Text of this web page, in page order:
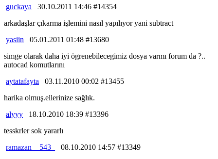
guckaya 30.10.2011 14:46 #14354
arkadaşlar çıkarma işlemini nasıl yapılıyor yani subtract
yasiin 05.01.2011 01:48 #13680
simge olarak daha iyi ögrenebilecegimiz dosya varmı forum da ?..
autocad komutlarını
aytatafayta 03.11.2010 00:02 #13455
harika olmuş.ellerinize sağlık.
alyyy 18.10.2010 18:39 #13396
tesskrler sok yararlı
ramazan__543_
08.10.2010 14:57 #13349